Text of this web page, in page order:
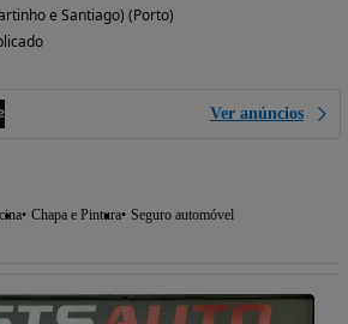
e Santiago) (Porto)
Ver anúncios
Chapa e Pintura Seguro automóvel